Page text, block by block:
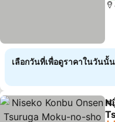
เลือกวันที่เพื่อดูราคาในวันนั้
แ